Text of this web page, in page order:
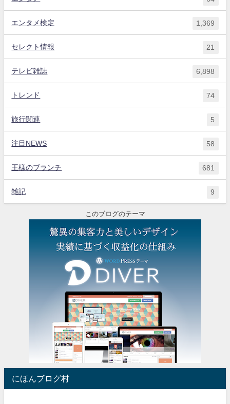
エンタメ検定 1,369
セレクト情報 21
テレビ雑誌 6,898
トレンド 74
旅行関連 5
注目NEWS 58
王様のブランチ 681
雑記 9
このブログのテーマ
にほんブログ村